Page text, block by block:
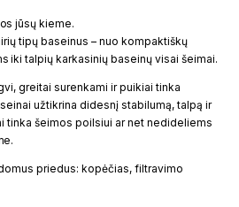
jūsų kieme.
tipų baseinus – nuo kompaktiškų
iki talpių karkasinių baseinų visai šeimai.
greitai surenkami ir puikiai tinka
užtikrina didesnį stabilumą, talpą ir
tinka šeimos poilsiui ar net nedideliems
priedus: kopėčias, filtravimo